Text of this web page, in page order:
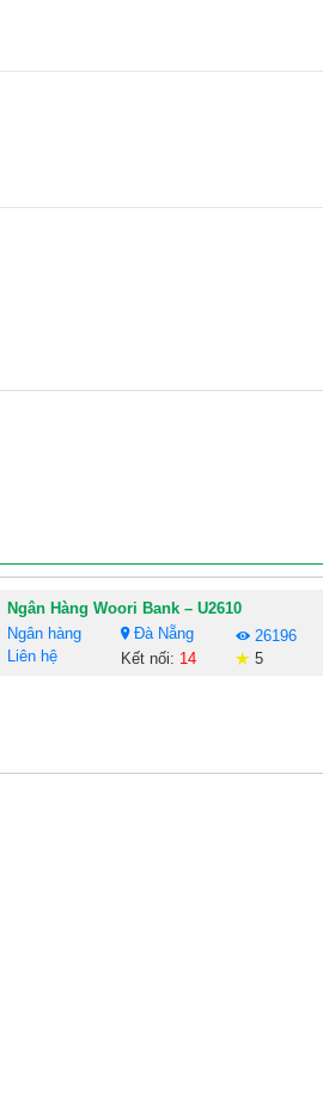
Ngân Hàng Woori Bank – U2610
Ngân hàng
Đà Nẵng
26196
Liên hệ
Kết nối: 14
5